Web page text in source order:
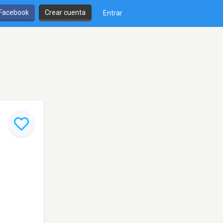
Crear cuenta Entrar